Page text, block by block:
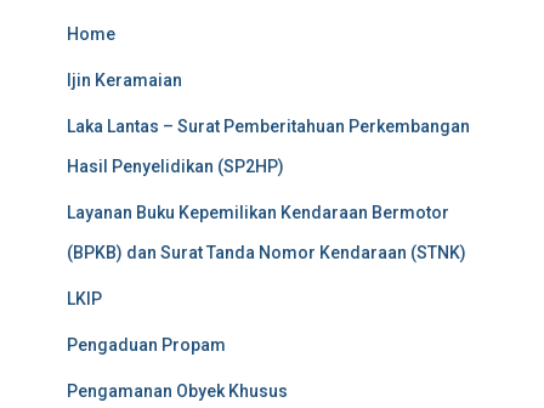
Home
Ijin Keramaian
Laka Lantas – Surat Pemberitahuan Perkembangan
Hasil Penyelidikan (SP2HP)
Layanan Buku Kepemilikan Kendaraan Bermotor
(BPKB) dan Surat Tanda Nomor Kendaraan (STNK)
LKIP
Pengaduan Propam
Pengamanan Obyek Khusus